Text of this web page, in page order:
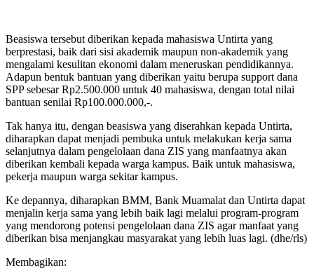
Beasiswa tersebut diberikan kepada mahasiswa Untirta yang
berprestasi, baik dari sisi akademik maupun non-akademik yang
mengalami kesulitan ekonomi dalam meneruskan pendidikannya.
Adapun bentuk bantuan yang diberikan yaitu berupa support dana
SPP sebesar Rp2.500.000 untuk 40 mahasiswa, dengan total nilai
bantuan senilai Rp100.000.000,-.
Tak hanya itu, dengan beasiswa yang diserahkan kepada Untirta,
diharapkan dapat menjadi pembuka untuk melakukan kerja sama
selanjutnya dalam pengelolaan dana ZIS yang manfaatnya akan
diberikan kembali kepada warga kampus. Baik untuk mahasiswa,
pekerja maupun warga sekitar kampus.
Ke depannya, diharapkan BMM, Bank Muamalat dan Untirta dapat
menjalin kerja sama yang lebih baik lagi melalui program-program
yang mendorong potensi pengelolaan dana ZIS agar manfaat yang
diberikan bisa menjangkau masyarakat yang lebih luas lagi. (dhe/rls)
Membagikan: